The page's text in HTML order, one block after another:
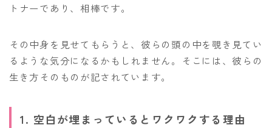
トナーであり、相棒です。
その中身を見せてもらうと、彼らの頭の中を覗き見てい
るような気分になるかもしれません。そこには、彼らの
生き方そのものが記されています。
1. 空白が埋まっているとワクワクする理由